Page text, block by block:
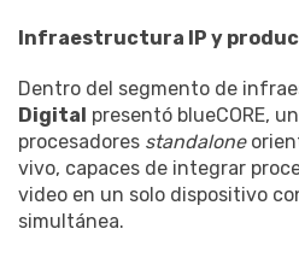
Infraestructura IP y
Dentro del segmento de
Digital presentó blueCORE,
procesadores standalone
vivo, capaces de integrar
video en un solo dispositivo
simultánea.